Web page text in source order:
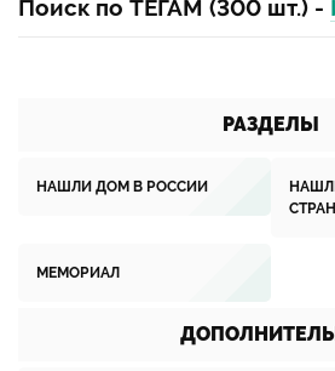
Поиск по ТЕГАМ (300 шт.) -
РАЗДЕЛЫ
НАШЛИ ДОМ В РОССИИ
МЕМОРИАЛ